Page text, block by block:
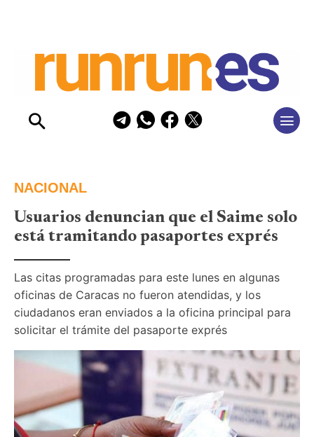
NACIONAL
Usuarios denuncian que el Saime solo
está tramitando pasaportes exprés
Las citas programadas para este lunes en algunas
oficinas de Caracas no fueron atendidas, y los
ciudadanos eran enviados a la oficina principal para
solicitar el trámite del pasaporte exprés